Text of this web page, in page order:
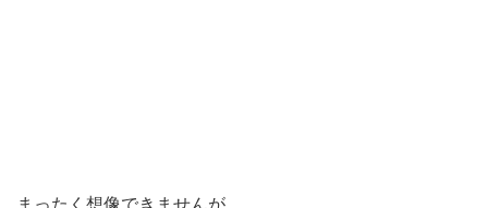
まったく想像できませんが、